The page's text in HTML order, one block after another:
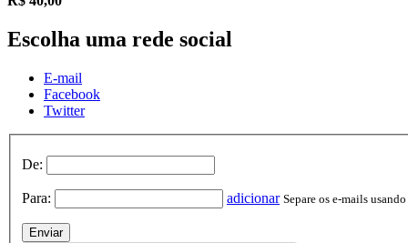
Escolha uma rede social
E-mail
Facebook
Twitter
De:
Para: adicionar Separe os e-mails